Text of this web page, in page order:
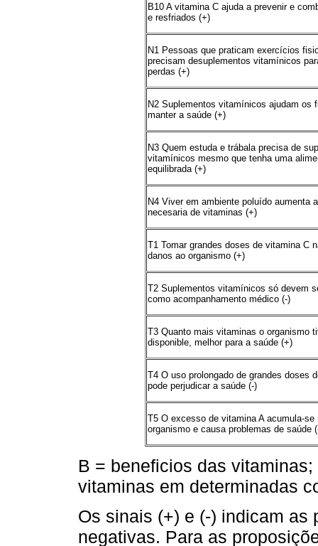
B10 A vitamina C ajuda a prevenir e
e resfriados (+)
N1 Pessoas que praticam exercícios
precisam desuplementos vitamínicos
perdas (+)
N2 Suplementos vitamínicos ajudam os
manter a saúde (+)
N3 Quem estuda e trábala precisa de
vitamínicos mesmo que tenha uma
equilibrada (+)
N4 Viver em ambiente poluído aumenta
necesaria de vitaminas (+)
T1 Tomar grandes doses de vitamina C
danos ao organismo (+)
T2 Suplementos vitamínicos só devem
como acompanhamento médico (-)
T3 Quanto mais vitaminas o organismo
disponible, melhor para a saúde (+)
T4 O uso prolongado de grandes doses
pode perjudicar a saúde (-)
T5 O excesso de vitamina A acumula-se
organismo e causa problemas de saúde
B = beneficios das
vitaminas em determinadas
Os sinais (+) e (-) indicam
negativas. Para as